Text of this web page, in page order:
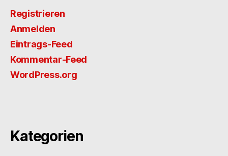
Registrieren
Anmelden
Eintrags-Feed
Kommentar-Feed
WordPress.org
Kategorien